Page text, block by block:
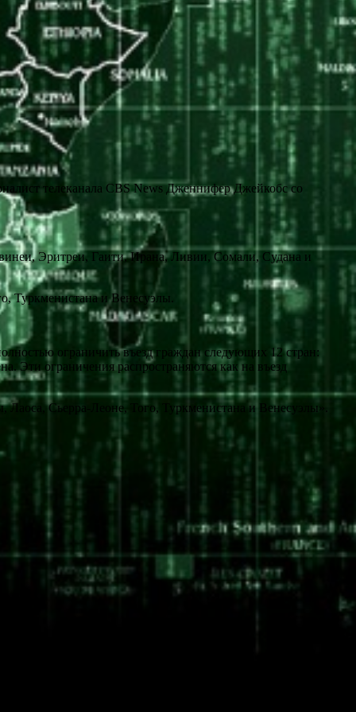
телеканала CBS News Дженнифер Джейкобс со
Эритреи, Гаити, Ирана, Ливии, Сомали, Судана и
Туркменистана и Венесуэлы.
ограничить въезд граждан следующих 12 стран:
ограничения распространяются как на въезд
Сьерра-Леоне, Того, Туркменистана и Венесуэлы».